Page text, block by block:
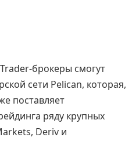
брокеры смогут
сети Pelican, которая,
поставляет
ряду крупных
Deriv и